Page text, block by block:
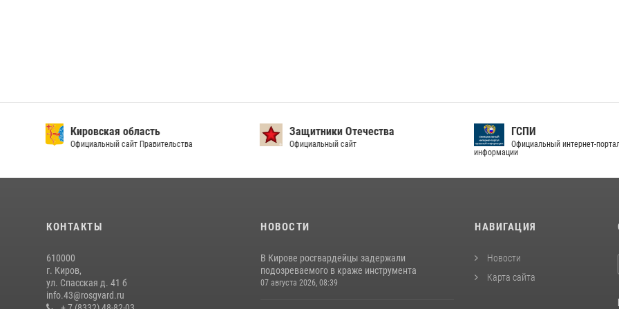
Кировская область
Официальный сайт Правительства
Защитники Отечества
Официальный сайт
ГСПИ
Официальный интернет-
информации
КОНТАКТЫ
610000
г. Киров,
ул. Спасская д. 41 б
info.43@rosgvard.ru
НОВОСТИ
В Кирове росгвардейцы задержали
подозреваемого в краже инструмента
07 августа 2026, 08:39
НАВИГАЦИЯ
Новости
Карта сайта